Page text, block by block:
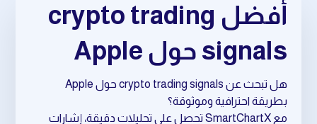
أفضل crypto trading
signals حول Apple
هل تبحث عن crypto trading signals حول Apple
بطريقة احترافية وموثوقة؟
مع SmartChartX تحصل على تحليلات دقيقة، إشارات